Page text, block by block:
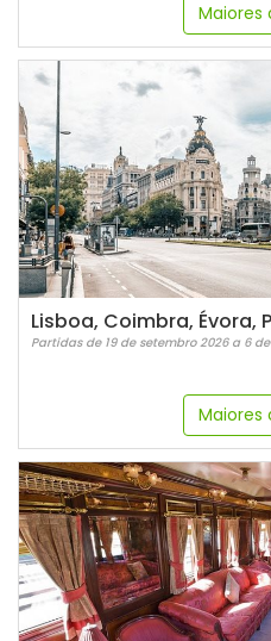
Maiores
Lisboa, Coimbra, Évora,
Partidas de 19 de setembro 2026 a 6
Maiores